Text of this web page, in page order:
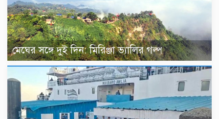
মেঘের সঙ্গে দুই দিন: মিরিঞ্জা ভ্যালির গল্প